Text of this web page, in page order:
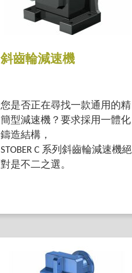
斜齒輪減速機
您是否正在尋找一款通用的精
簡型減速機？要求採用一體化
鑄造結構，
STOBER C 系列斜齒輪減速機絕
對是不二之選。